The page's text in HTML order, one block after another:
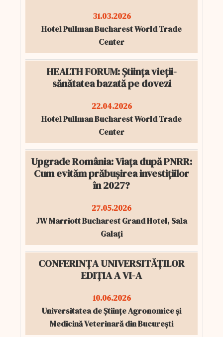
31.03.2026
Hotel Pullman Bucharest World Trade
Center
HEALTH FORUM: Știința vieții-
sănătatea bazată pe dovezi
22.04.2026
Hotel Pullman Bucharest World Trade
Center
Upgrade România: Viața după PNRR:
Cum evităm prăbușirea investițiilor
în 2027?
27.05.2026
JW Marriott Bucharest Grand Hotel, Sala
Galați
CONFERINȚA UNIVERSITĂȚILOR
EDIȚIA A VI-A
10.06.2026
Universitatea de Științe Agronomice și
Medicină Veterinară din București